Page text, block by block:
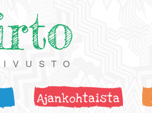
Ajankohtaista